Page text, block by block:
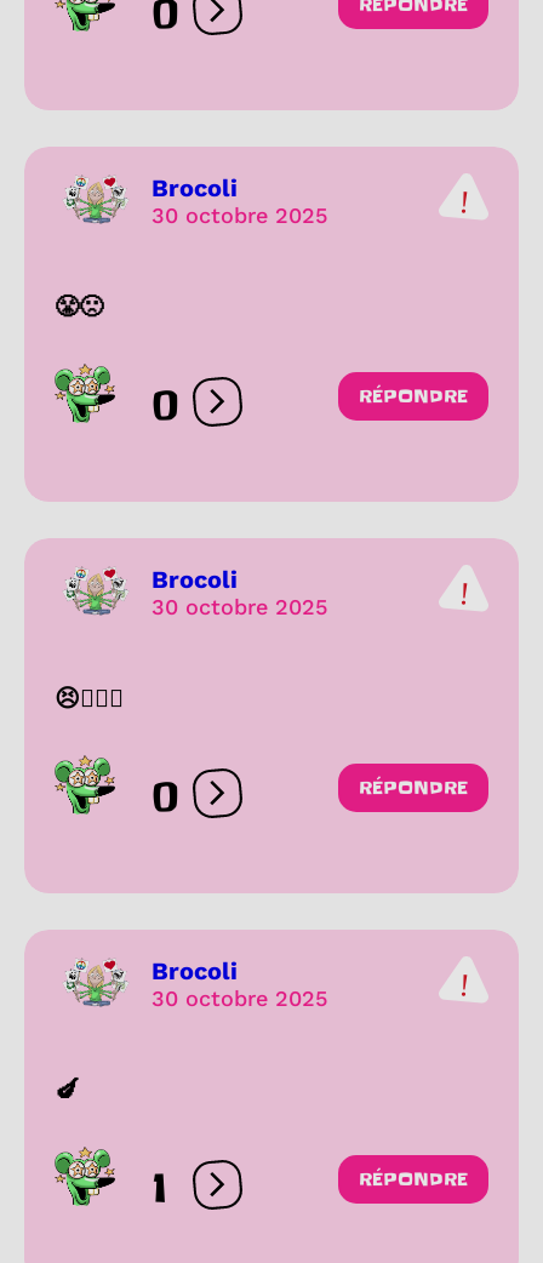
0 Ouvrir les réactions
Brocoli
30 octobre 2025
😤🙁
0 Ouvrir les réactions
RÉPONDRE
Brocoli
30 octobre 2025
😣✍🏻🤗
0 Ouvrir les réactions
RÉPONDRE
Brocoli
30 octobre 2025
🍆
1 Ouvrir les réactions
RÉPONDRE